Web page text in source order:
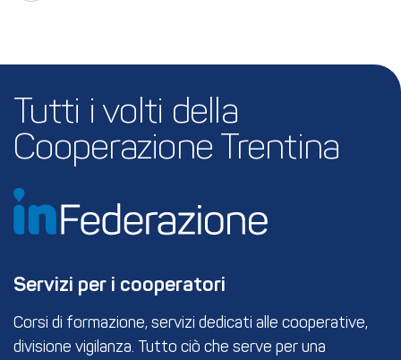
Tutti i volti della
Cooperazione Trentina
Servizi per i cooperatori
Corsi di formazione, servizi dedicati alle cooperative,
divisione vigilanza. Tutto ciò che serve per una